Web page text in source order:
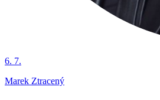
6. 7.
Marek Ztracený